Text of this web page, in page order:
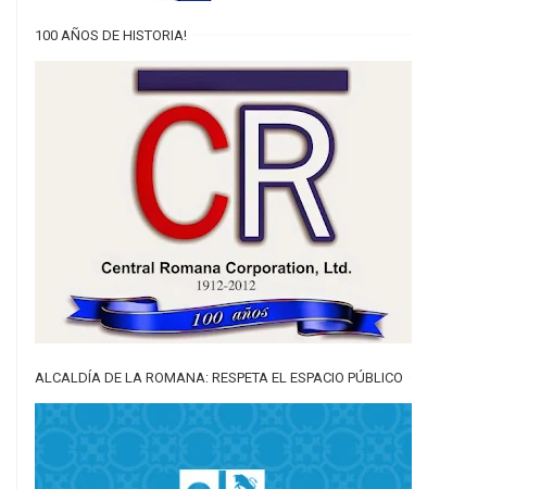
100 AÑOS DE HISTORIA!
ALCALDÍA DE LA ROMANA: RESPETA EL ESPACIO PÚBLICO